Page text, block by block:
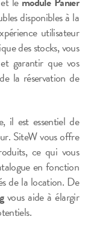
disponibles à la
utilisateur
des stocks, vous
garantir que vos
la réservation de
il est essentiel de
SiteW vous offre
ce qui vous
en fonction
de la location. De
vous aide à élargir